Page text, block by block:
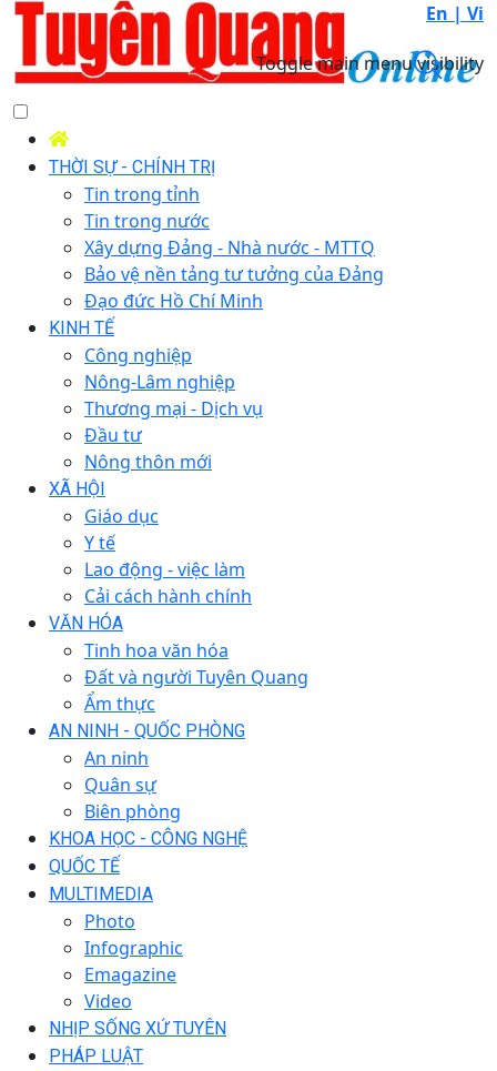
En | Vi
Toggle main menu visibility
THỜI SỰ - CHÍNH TRỊ
Tin trong tỉnh
Tin trong nước
Xây dựng Đảng - Nhà nước - MTTQ
Bảo vệ nền tảng tư tưởng của Đảng
Đạo đức Hồ Chí Minh
KINH TẾ
Công nghiệp
Nông-Lâm nghiệp
Thương mại - Dịch vụ
Đầu tư
Nông thôn mới
XÃ HỘI
Giáo dục
Y tế
Lao động - việc làm
Cải cách hành chính
VĂN HÓA
Tinh hoa văn hóa
Đất và người Tuyên Quang
Ẩm thực
AN NINH - QUỐC PHÒNG
An ninh
Quân sự
Biên phòng
KHOA HỌC - CÔNG NGHỆ
QUỐC TẾ
MULTIMEDIA
Photo
Infographic
Emagazine
Video
NHỊP SỐNG XỨ TUYÊN
PHÁP LUẬT